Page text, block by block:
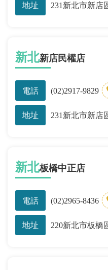
地址 231新北市新店
新北新店民權店
電話 (02)2917-9829
地址 231新北市新店
新北板橋中正店
電話 (02)2965-8436
地址 220新北市板橋